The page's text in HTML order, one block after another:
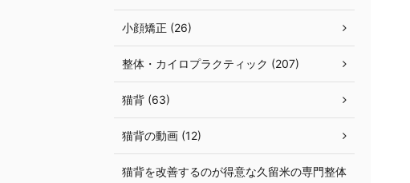
小顔矯正 (26)
整体・カイロプラクティック (207)
猫背 (63)
猫背の動画 (12)
猫背を改善するのが得意な久留米の専門整体